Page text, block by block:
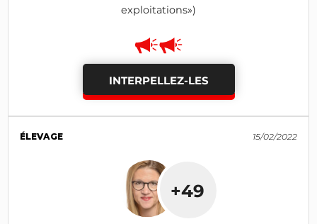
exploitations»)
INTERPELLEZ-LES
ÉLEVAGE 15/02/2022
+49